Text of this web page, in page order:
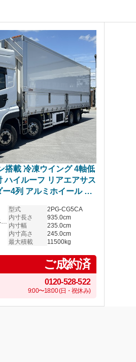
搭載 冷凍ウイング 4軸低
ハイルーフ リアエアサス
4列 アルミホイール UD
エスコット(2ペダル)
型式
2PG-CG5CA
内寸長さ
935.0cm
内寸幅
235.0cm
内寸高さ
245.0cm
最大積載
11500kg
ご成約済
0120-528-522
9:00〜18:00 (日・祝休み)